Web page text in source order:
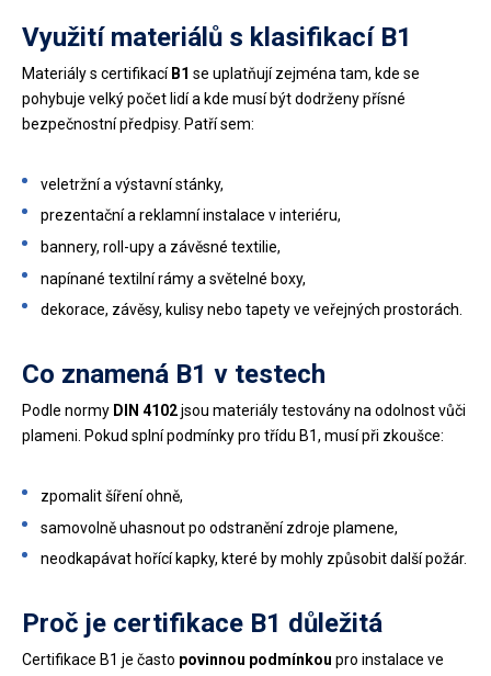
Využití materiálů s klasifikací B1
Materiály s certifikací B1 se uplatňují zejména tam, kde se
pohybuje velký počet lidí a kde musí být dodrženy přísné
bezpečnostní předpisy. Patří sem:
veletržní a výstavní stánky,
prezentační a reklamní instalace v interiéru,
bannery, roll-upy a závěsné textilie,
napínané textilní rámy a světelné boxy,
dekorace, závěsy, kulisy nebo tapety ve veřejných prostorách.
Co znamená B1 v testech
Podle normy DIN 4102jsou materiály testovány na odolnost vůči
plameni. Pokud splní podmínky pro třídu B1, musí při zkoušce:
zpomalit šíření ohně,
samovolně uhasnout po odstranění zdroje plamene,
neodkapávat hořící kapky, které by mohly způsobit další požár.
Proč je certifikace B1 důležitá
Certifikace B1 je často povinnou podmínkou pro instalace ve